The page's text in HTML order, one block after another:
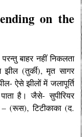
on the
बाहर नहीं निकलता
(तुर्की), मृत सागर
ऐसे झीलों में जलापूर्ति
है। जैसे- सुपीरियर
(रूस), टिटीकाका (द.